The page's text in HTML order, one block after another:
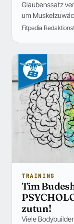
Glaubenssatz
um
Fitpedia
TRAINING
Tim
zutun!
Viele